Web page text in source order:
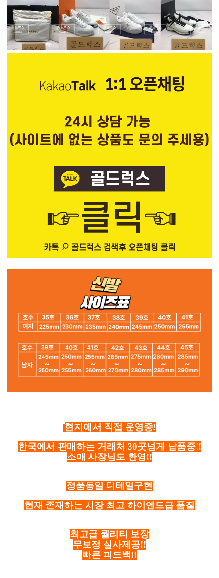
현지에서 직접 운영중!
한국에서 판매하는 거래처 30곳넘게 납품중!!
소매 사장님도 환영!!
정품동일 디테일구현
현재 존재하는 시장 최고 하이엔드급 품질
최고급 퀄리티 보장
무보정 실사제공!!
빠른 피드백!!